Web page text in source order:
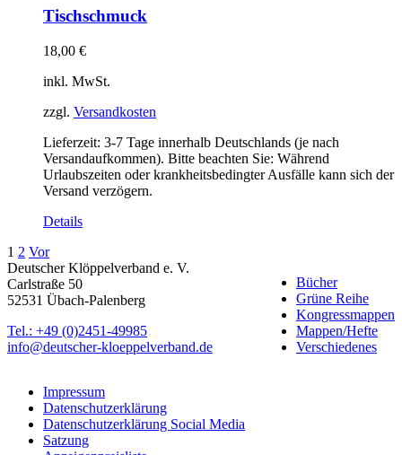
Tischschmuck
18,00 €
inkl. MwSt.
zzgl. Versandkosten
Lieferzeit: 3-7 Tage innerhalb Deutschlands (je nach
Versandaufkommen). Bitte beachten Sie: Während
Urlaubszeiten oder krankheitsbedingter Ausfälle kann sich der
Versand verzögern.
Details
1 2 Vor
Bücher
Grüne Reihe
Kongressmappen
Mappen/Hefte
Verschiedenes
Deutscher Klöppelverband e. V.
Carlstraße 50
52531 Übach-Palenberg
Tel.: +49 (0)2451-49985
info@deutscher-kloeppelverband.de
Impressum
Datenschutzerklärung
Datenschutzerklärung Social Media
Satzung